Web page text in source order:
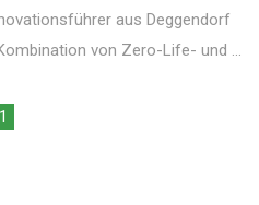
aus Deggendorf
von Zero-Life- und ...
1